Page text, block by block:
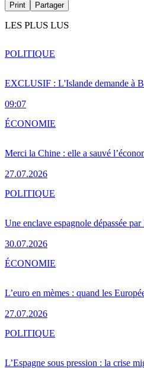
Print Partager
LES PLUS LUS
EXCLUSIF : L'Islande demande à
09:07
POLITIQUE
Merci la Chine : elle a sauvé
27.07.2026
ÉCONOMIE
Une enclave espagnole dépassée
30.07.2026
POLITIQUE
L’euro en mèmes : quand les
27.07.2026
ÉCONOMIE
L’Espagne sous pression : la crise
POLITIQUE